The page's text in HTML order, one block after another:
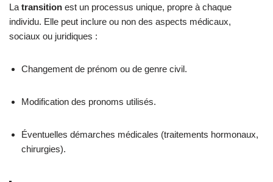
La transition est un processus unique, propre à chaque
individu. Elle peut inclure ou non des aspects médicaux,
sociaux ou juridiques :
Changement de prénom ou de genre civil.
Modification des pronoms utilisés.
Éventuelles démarches médicales (traitements hormonaux,
chirurgies).